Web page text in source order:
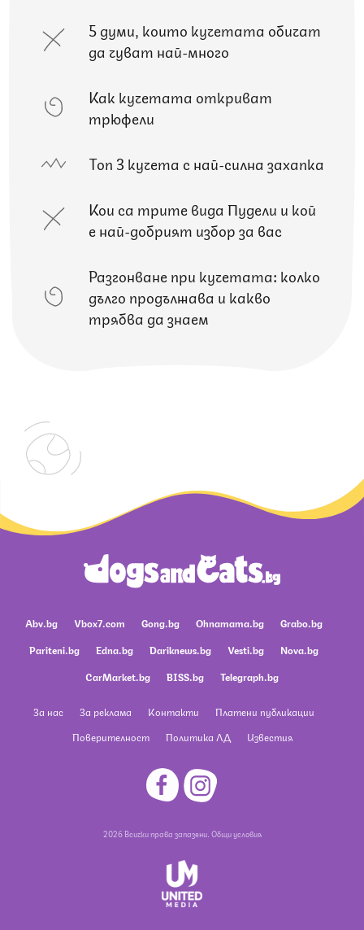
5 думи, които кучетата обичат
да чуват най-много
Как кучетата откриват
трюфели
Топ 3 кучета с най-силна захапка
Кои са трите вида Пудели и кой
е най-добрият избор за вас
Разгонване при кучетата: колко
дълго продължава и какво
трябва да знаем
Abv.bg Vbox7.com Gong.bg Ohnamama.bg
Grabo.bg
Pariteni.bg
Edna.bg Dariknews.bg Vesti.bg
Nova.bg
CarMarket.bg
BISS.bg Telegraph.bg
За нас За реклама Контакти
Платени публикации
Поверителност
Политика ЛД Известия
2026 Всички права запазени. Общи условия